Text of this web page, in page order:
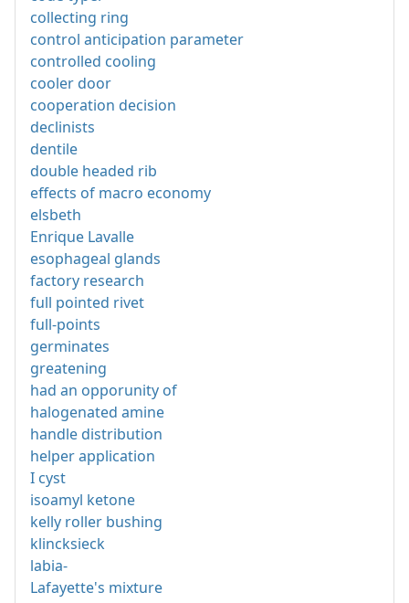
collecting ring
control anticipation parameter
controlled cooling
cooler door
cooperation decision
declinists
dentile
double headed rib
effects of macro economy
elsbeth
Enrique Lavalle
esophageal glands
factory research
full pointed rivet
full-points
germinates
greatening
had an opporunity of
halogenated amine
handle distribution
helper application
I cyst
isoamyl ketone
kelly roller bushing
klincksieck
labia-
Lafayette's mixture